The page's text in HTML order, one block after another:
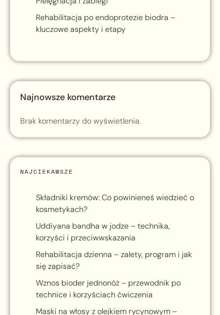
Rehabilitacja po endoprotezie biodra –
kluczowe aspekty i etapy
Najnowsze komentarze
Brak komentarzy do wyświetlenia.
NAJCIEKAWSZE
Składniki kremów: Co powinieneś wiedzieć o
kosmetykach?
Uddiyana bandha w jodze – technika,
korzyści i przeciwwskazania
Rehabilitacja dzienna – zalety, program i jak
się zapisać?
Wznos bioder jednonóż – przewodnik po
technice i korzyściach ćwiczenia
Maski na włosy z olejkiem rycynowym –